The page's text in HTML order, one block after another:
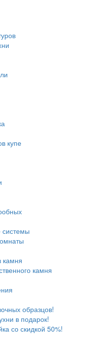
купе
системы
камня
камня
образцов!
в подарок!
со скидкой 50%!